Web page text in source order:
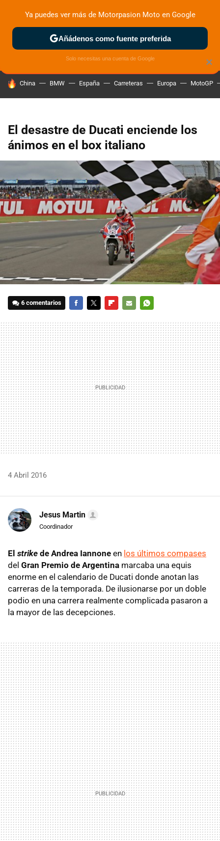
ZONA DE PRUEBAS DEPORTIVAS MOTOS ELÉCTRICAS
HOY SE HABLA DE
China BMW España Carreteras Europa MotoGP
El desastre de Ducati enciende los
ánimos en el box italiano
6 comentarios
MAIL
4 Abril 2016
Jesus Martin
Coordinador
El strike de Andrea Iannone en los últimos compases
del Gran Premio de Argentina marcaba una equis
enorme en el calendario de Ducati donde anotan las
carreras de la temporada. De ilusionarse por un doble
podio en una carrera realmente complicada pasaron a
la mayor de las decepciones.
×
Ya puedes ver más de Motorpasion Moto en Google
Añádenos como fuente preferida
Solo necesitas una cuenta de Google